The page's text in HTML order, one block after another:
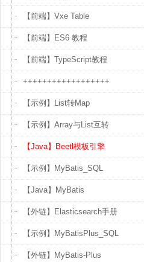
【前端】Vxe Table
【前端】ES6 教程
【前端】TypeScript教程
++++++++++++++++++
【示例】List转Map
【示例】Array与List互转
【Java】Beetl模板引擎
【示例】MyBatis_SQL
【Java】MyBatis
【外链】Elasticsearch手册
【示例】MyBatisPlus_SQL
【外链】MyBatis-Plus